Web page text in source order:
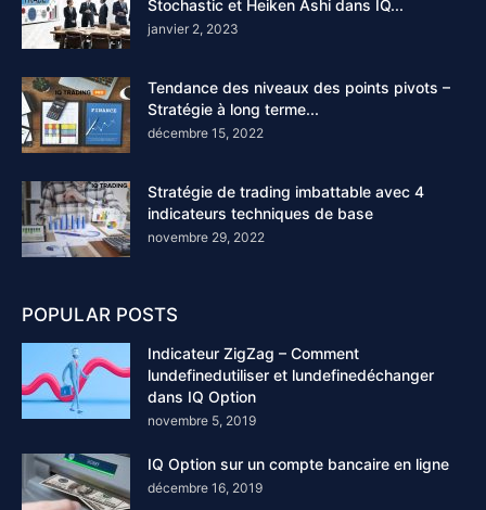
Stochastic et Heiken Ashi dans IQ...
janvier 2, 2023
Tendance des niveaux des points pivots –
Stratégie à long terme...
décembre 15, 2022
Stratégie de trading imbattable avec 4
indicateurs techniques de base
novembre 29, 2022
POPULAR POSTS
Indicateur ZigZag – Comment
lundefinedutiliser et lundefinedéchanger
dans IQ Option
novembre 5, 2019
IQ Option sur un compte bancaire en ligne
décembre 16, 2019